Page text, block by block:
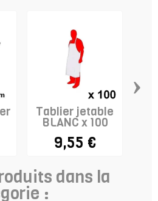
Tablier jetable
BLANC x 100
9,55 €
›
dans la
: